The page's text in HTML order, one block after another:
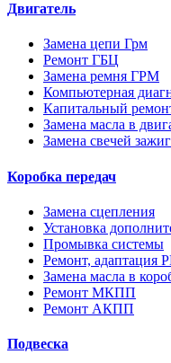
Двигатель
Замена цепи Грм
Ремонт ГБЦ
Замена ремня ГРМ
Компьютерная
Капитальный
Замена масла в
Замена свечей
Коробка передач
Замена сцепления
Установка
Промывка системы
Ремонт, адаптация
Замена масла в
Ремонт МКПП
Ремонт АКПП
Подвеска